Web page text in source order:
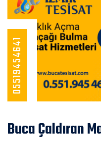
05519454641
Buca Çaldıran